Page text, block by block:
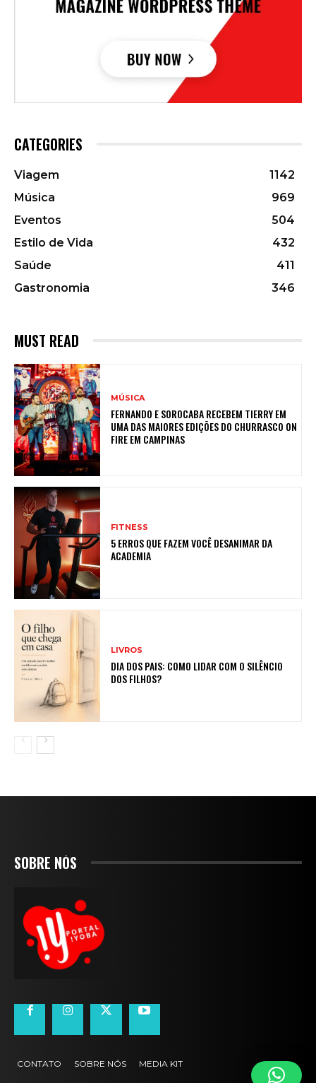
CATEGORIES
Viagem
1142
Música
969
Eventos
504
Estilo de Vida
432
Saúde
411
Gastronomia
346
MUST READ
MÚSICA
FERNANDO E SOROCABA RECEBEM TIERRY EM
UMA DAS MAIORES EDIÇÕES DO CHURRASCO ON
FIRE EM CAMPINAS
FITNESS
5 ERROS QUE FAZEM VOCÊ DESANIMAR DA
ACADEMIA
LIVROS
DIA DOS PAIS: COMO LIDAR COM O SILÊNCIO
DOS FILHOS?
SOBRE NÓS
CONTATO SOBRE NÓS MEDIA KIT